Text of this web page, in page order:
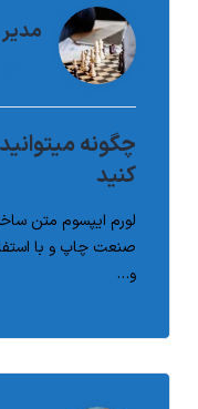
مدیر
چگونه
کنید
لورم ایپسوم متن
صنعت چاپ و با
و…
مدیر
۱۶ مهر ۱۴۰۰
حفظ کارکنان